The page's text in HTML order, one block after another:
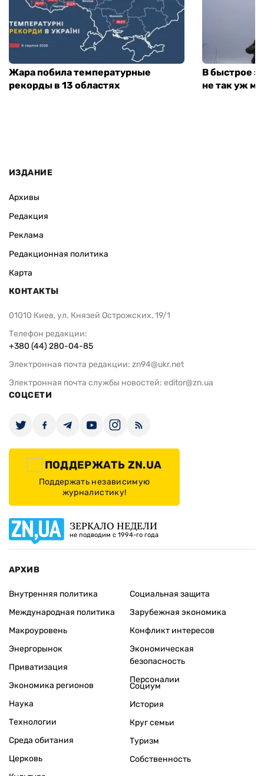
Жара побила температурные
рекорды в 13 областях
В быстрое
не так уж
ИЗДАНИЕ
Архивы
Редакция
Реклама
Редакционная политика
Карта
КОНТАКТЫ
01010 Киев, ул. Князей Острожских, 19/1
Телефон редакции:
+380 (44) 280-04-85
Электронная почта редакции: zn94@ukr.net
Электронная почта службы новостей: editor@zn.ua
СОЦСЕТИ
ПОДДЕРЖАТЬ ZN.UA
Поддержать независимую
журналистику!
ЗЕРКАЛО НЕДЕЛИ
не подводим с 1994-го года
АРХИВ
Внутренняя политика
Международная политика
Макроуровень
Энергорынок
Приватизация
Экономика регионов
Социальная защита
Зарубежная экономика
Конфликт интересов
Экономическая
безопасность
Персоналии
Наука
Технологии
Среда обитания
Церковь
Социум
История
Круг семьи
Туризм
Собственность